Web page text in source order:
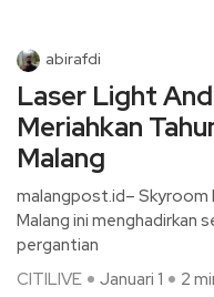
abirafdi
Laser Light
Meriahkan
Malang
malangpost.id–
Malang ini menghadirkan
pergantian
CITILIVE
Januari 1 2